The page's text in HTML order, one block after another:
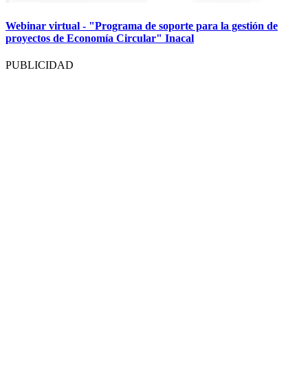
Webinar virtual - "Programa de soporte para la gestión de
proyectos de Economía Circular" Inacal
PUBLICIDAD